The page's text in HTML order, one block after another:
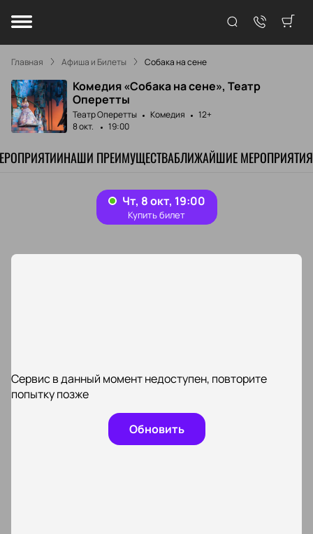
Главная Афиша и Билеты Собака на сене
Комедия «Собака на сене», Театр
Оперетты
Театр Оперетты Комедия
12+
8 окт.
19:00
НАШИ ПРЕИМУЩЕСТВАБЛИЖАЙШИЕ МЕРОПРИЯТИЯ
Сервис в данный момент недоступен, повторите
попытку позже
Обновить